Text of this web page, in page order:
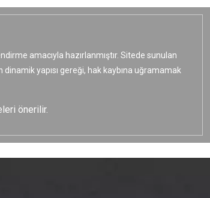
amacıyla hazırlanmıştır. Sitede sunulan
yapısı gereği, hak kaybına uğramamak
önerilir.